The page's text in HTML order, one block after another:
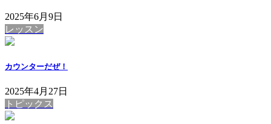
2025年6月9日
レッスン
カウンターだぜ！
2025年4月27日
トピックス